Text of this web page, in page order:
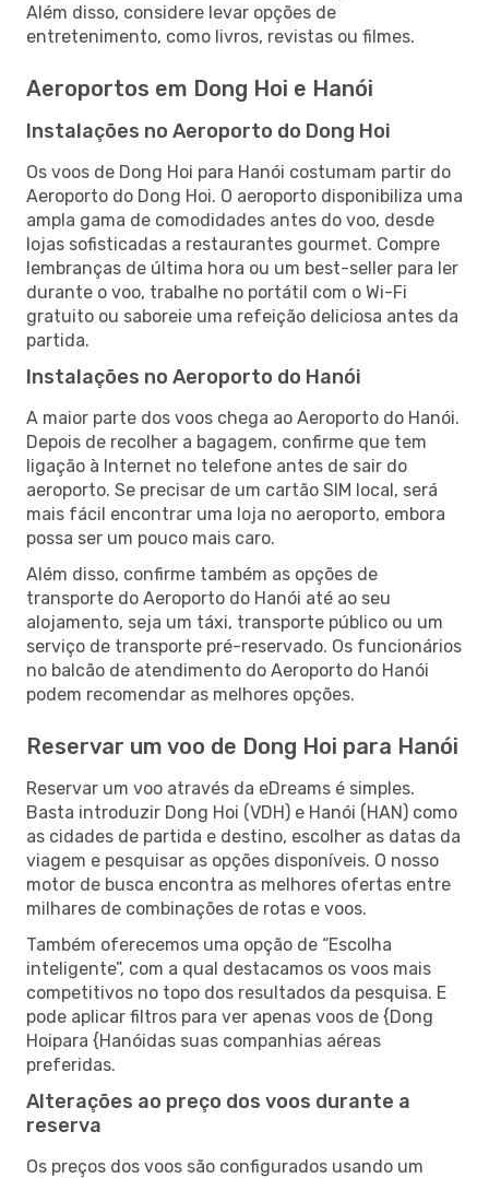
Além disso, considere levar opções de
entretenimento, como livros, revistas ou filmes.
Aeroportos em Dong Hoi e Hanói
Instalações no Aeroporto do Dong Hoi
Os voos de Dong Hoi para Hanói costumam partir do
Aeroporto do Dong Hoi. O aeroporto disponibiliza uma
ampla gama de comodidades antes do voo, desde
lojas sofisticadas a restaurantes gourmet. Compre
lembranças de última hora ou um best-seller para ler
durante o voo, trabalhe no portátil com o Wi-Fi
gratuito ou saboreie uma refeição deliciosa antes da
partida.
Instalações no Aeroporto do Hanói
A maior parte dos voos chega ao Aeroporto do Hanói.
Depois de recolher a bagagem, confirme que tem
ligação à Internet no telefone antes de sair do
aeroporto. Se precisar de um cartão SIM local, será
mais fácil encontrar uma loja no aeroporto, embora
possa ser um pouco mais caro.
Além disso, confirme também as opções de
transporte do Aeroporto do Hanói até ao seu
alojamento, seja um táxi, transporte público ou um
serviço de transporte pré-reservado. Os funcionários
no balcão de atendimento do Aeroporto do Hanói
podem recomendar as melhores opções.
Reservar um voo de Dong Hoi para Hanói
Reservar um voo através da eDreams é simples.
Basta introduzir Dong Hoi (VDH) e Hanói (HAN) como
as cidades de partida e destino, escolher as datas da
viagem e pesquisar as opções disponíveis. O nosso
motor de busca encontra as melhores ofertas entre
milhares de combinações de rotas e voos.
Também oferecemos uma opção de “Escolha
inteligente”, com a qual destacamos os voos mais
competitivos no topo dos resultados da pesquisa. E
pode aplicar filtros para ver apenas voos de {Dong
Hoipara {Hanóidas suas companhias aéreas
preferidas.
Alterações ao preço dos voos durante a
reserva
Os preços dos voos são configurados usando um